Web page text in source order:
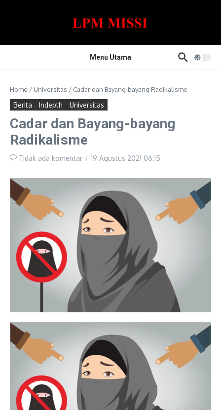
Menu Utama
Home / Universitas / Cadar dan Bayang-bayang Radikalisme
Berita Indepth Universitas
Cadar dan Bayang-bayang
Radikalisme
Tidak ada komentar 19 Agustus 2021 06:15